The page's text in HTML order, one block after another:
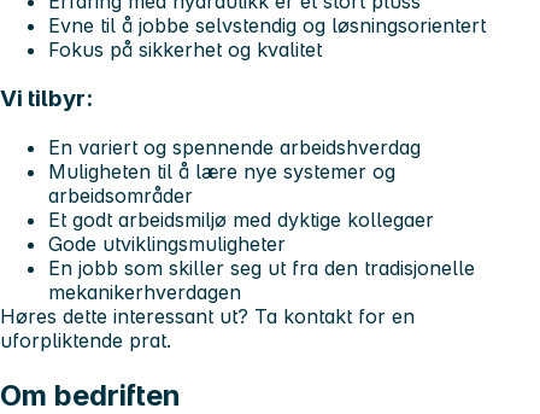
Evne til å jobbe selvstendig og løsningsorientert
Fokus på sikkerhet og kvalitet
Vi tilbyr:
En variert og spennende arbeidshverdag
Muligheten til å lære nye systemer og
arbeidsområder
Et godt arbeidsmiljø med dyktige kollegaer
Gode utviklingsmuligheter
En jobb som skiller seg ut fra den tradisjonelle
mekanikerhverdagen
Høres dette interessant ut? Ta kontakt for en
uforpliktende prat.
Om bedriften